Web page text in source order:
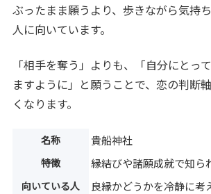
ぶったまま願うより、歩きながら気持
人に向いています。
「相手を奪う」よりも、「自分にとっ
ますように」と願うことで、恋の判断
くなります。
名称 貴船神社
特徴 縁結びや諸願成就で知ら
向いている人 良縁かどうかを冷静に考